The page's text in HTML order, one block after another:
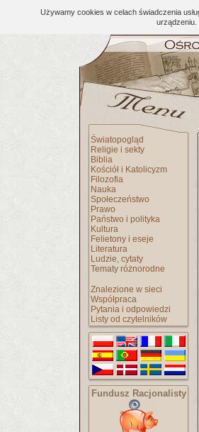
Używamy cookies w celach świadczenia
urządzeniu.
Światopogląd
Religie i sekty
Biblia
Kościół i Katolicyzm
Filozofia
Nauka
Społeczeństwo
Prawo
Państwo i polityka
Kultura
Felietony i eseje
Literatura
Ludzie, cytaty
Tematy różnorodne
Znalezione w sieci
Współpraca
Pytania i odpowiedzi
Listy od czytelników
Fundusz Racjonalisty